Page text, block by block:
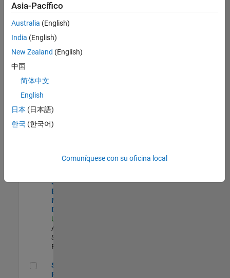
todos
empleos
en su
zona.
Product Strategy Lead - Cloud & Ecosystem for Simulink
Ecosystem for
US-MA-Natick
Experimentado
Solutions
Engineer -
Model Based
Design
US-MA-Natick
Advanced
Support |
Experimentado
Senior Program Manager
Senior
Program
Asia-Pacífico
Australia (English)
India (English)
New Zealand (English)
中国
简体中文
English
日本 (日本語)
한국 (한국어)
Comuníquese con su oficina local